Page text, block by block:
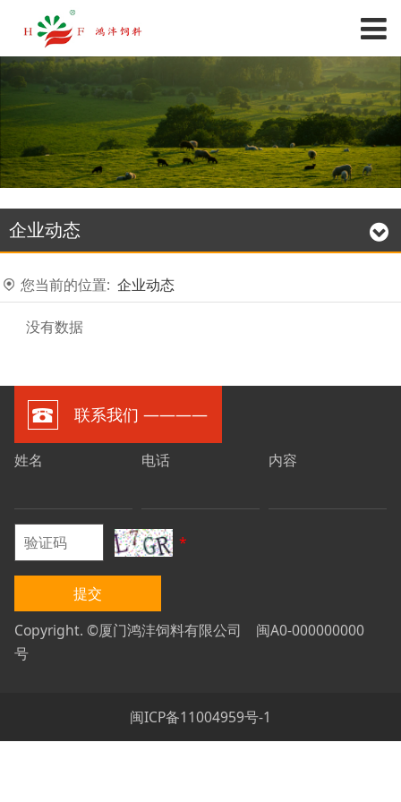
企业动态
您当前的位置: 企业动态
没有数据
联系我们 ————
姓名 电话 内容
*
提交
Copyright. ©厦门鸿沣饲料有限公司 闽A0-000000000
号
闽ICP备11004959号-1